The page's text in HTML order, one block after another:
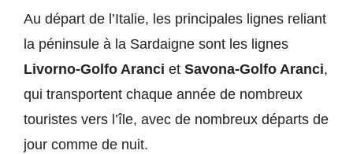
Au départ de l’Italie, les principales lignes reliant
la péninsule à la Sardaigne sont les lignes
Livorno-Golfo Aranci et Savona-Golfo Aranci,
qui transportent chaque année de nombreux
touristes vers l’île, avec de nombreux départs de
jour comme de nuit.